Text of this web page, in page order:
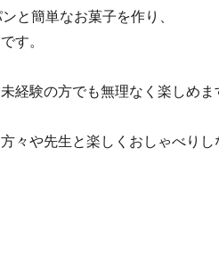
と簡単なお菓子を作り、
す。
経験の方でも無理なく楽しめま
々や先生と楽しくおしゃべりし